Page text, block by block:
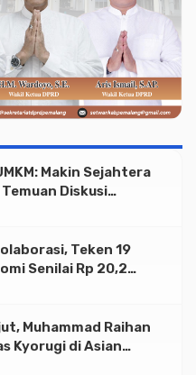
Makin Sejahtera
Diskusi
Teken 19
Senilai Rp 20,2
Muhammad Raihan
Kyorugi di Asian
Open 2026